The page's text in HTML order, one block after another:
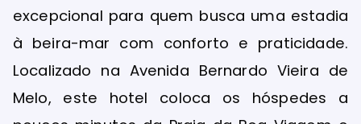
excepcional para quem busca uma estadia
à beira-mar com conforto e praticidade.
Localizado na Avenida Bernardo Vieira de
Melo, este hotel coloca os hóspedes a